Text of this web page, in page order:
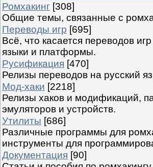
Ромхакинг [308]
Общие темы, связанные с
Переводы игр [695]
Всё, что касается переводов
языки и платформы.
Русификация [470]
Релизы переводов на русский
Мод-хаки [2218]
Релизы хаков и модификаций,
эмуляторов и устройств.
Утилиты [686]
Различные программы для
инструменты для
Документация [90]